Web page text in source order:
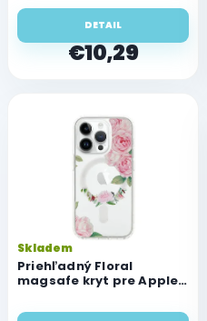
o €10,29
DETAIL
Priehľadný Floral
magsafe kryt pre Apple
Skladem